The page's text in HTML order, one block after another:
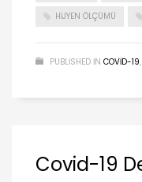
HIJYEN ÖLÇÜMÜ
PUBLISHED IN COVID-19,
Covid-19